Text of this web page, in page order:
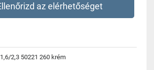
az elérhetőséget
2,3 50221 260 krém